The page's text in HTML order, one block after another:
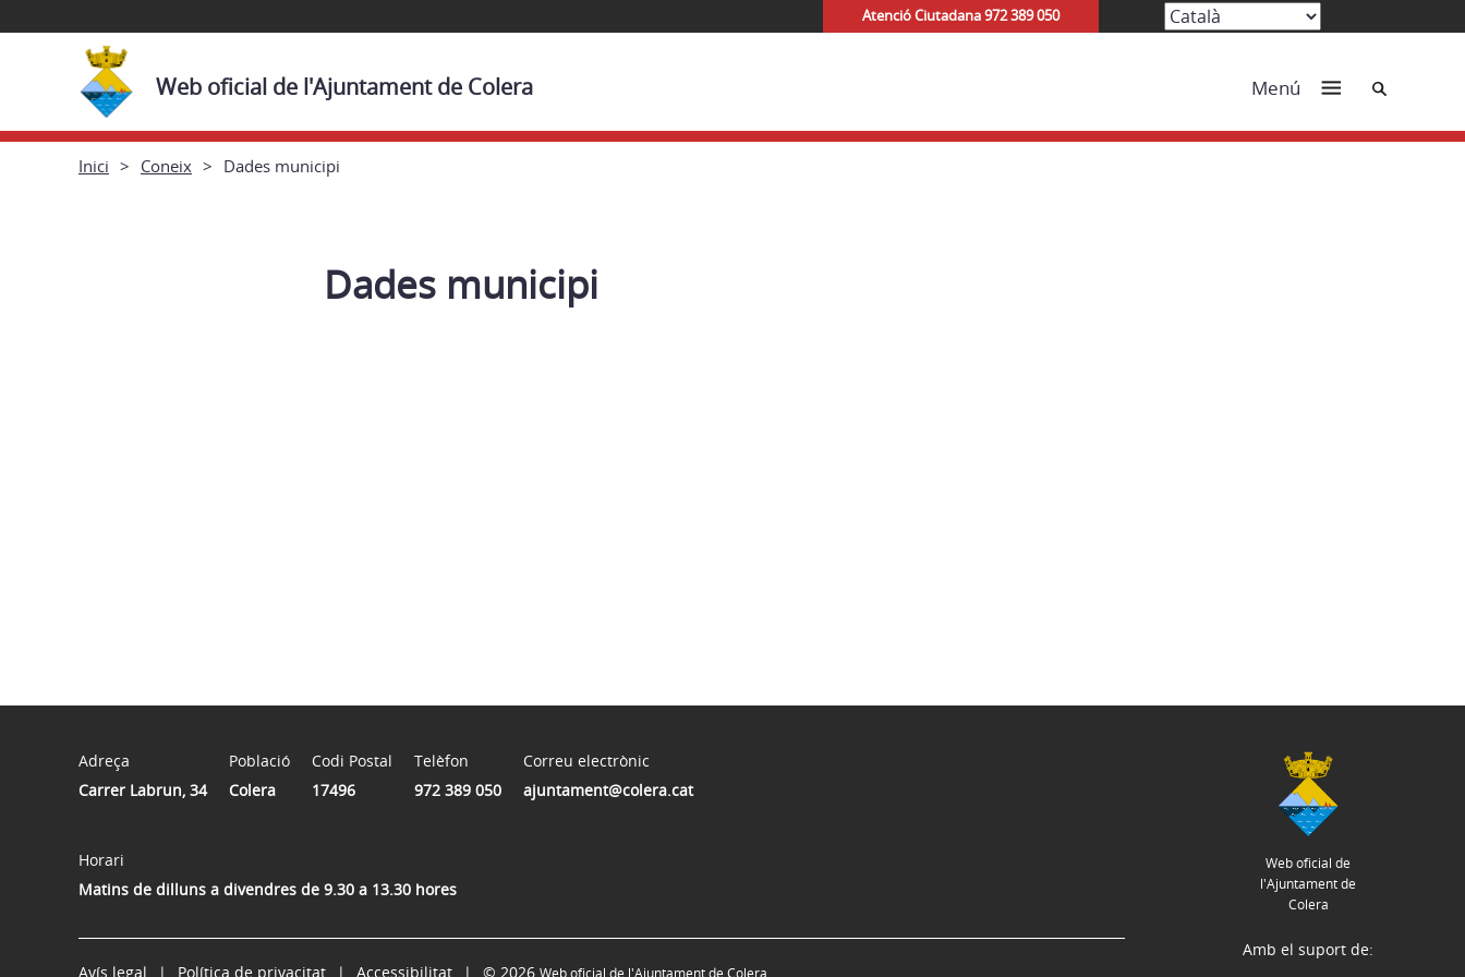
Atenció Ciutadana 972 389 050
Web oficial de l'Ajuntament de Colera Menú Cerca
Inici Coneix Dades municipi
Dades municipi
Adreça
Carrer Labrun, 34
Població
Colera
Codi Postal
17496
Telèfon
972 389 050
Correu electrònic
ajuntament@colera.cat
Horari
Matins de dilluns a divendres de 9.30 a 13.30 hores
Web oficial de
l'Ajuntament de
Colera
Avís legal Política de privacitat Accessibilitat © 2026
Amb el suport de: